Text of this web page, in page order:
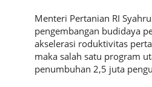
Menteri Pertanian RI
pengembangan budidaya
akselerasi roduktivitas
maka salah satu program
penumbuhan 2,5 juta